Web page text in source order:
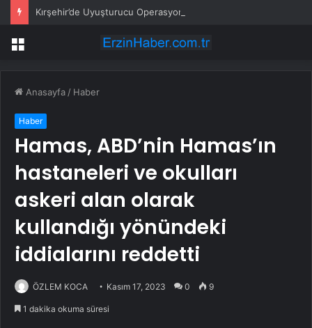
Kırşehir’de Uyuşturucu Operasyonu: 1 Tutuklama
Menü
Anasayfa / Haber
Haber
Hamas, ABD’nin Hamas’ın
hastaneleri ve okulları
askeri alan olarak
kullandığı yönündeki
iddialarını reddetti
ÖZLEM KOCA Kasım 17, 2023 0 9
1 dakika okuma süresi